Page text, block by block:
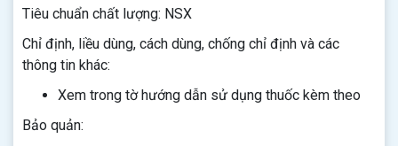
Tiêu chuẩn chất lượng: NSX
Chỉ định, liều dùng, cách dùng, chống chỉ định và các
thông tin khác:
Xem trong tờ hướng dẫn sử dụng thuốc kèm theo
Bảo quản: